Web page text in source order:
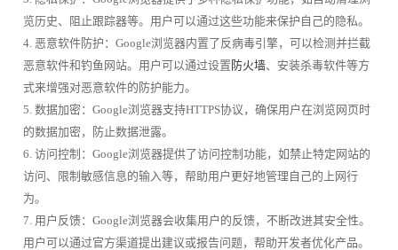
览历史、阻止跟踪器等。用户可以通过这些功能来保护自己的隐私。
4. 恶意软件防护：Google浏览器内置了反病毒引擎，可以检测并拦截
恶意软件和钓鱼网站。用户可以通过设置 防火墙、安装杀毒软件等方
式来增强对恶意软件的防护能力。
5. 数据加密：Google浏览器支持HTTPS协议，确保用户在浏览网页时
的数据加密，防止数据泄露。
6. 访问控制：Google浏览器提供了访问控制功能，如禁止特定网站的
访问、限制敏感信息的输入等，帮助用户更好地管理自己的上网行
为。
7. 用户反馈：Google浏览器会收集用户的反馈，不断改进其安全性。
用户可以通过官方渠道提出建议或报告问题，帮助开发者优化产品。